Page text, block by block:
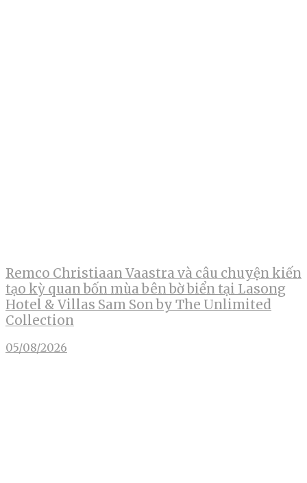
Remco Christiaan Vaastra và câu chuyện kiến
tạo kỳ quan bốn mùa bên bờ biển tại Lasong
Hotel & Villas Sam Son by The Unlimited
Collection
05/08/2026